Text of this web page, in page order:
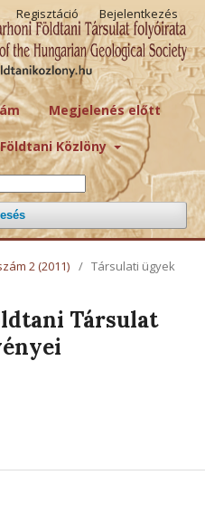
Megjelenés előtt
Közlöny
Regisztáció Bejelentkezés
2 (2011) / Társulati ügyek
Társulat